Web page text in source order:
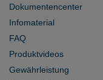
Dokumentencenter
Infomaterial
FAQ
Produktvideos
Gewährleistung